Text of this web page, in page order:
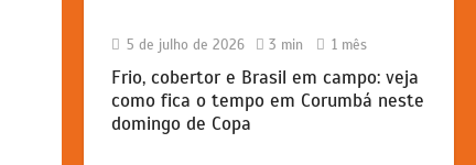
5 de julho de 2026 3 min 1 mês
Frio, cobertor e Brasil em campo: veja
como fica o tempo em Corumbá neste
domingo de Copa